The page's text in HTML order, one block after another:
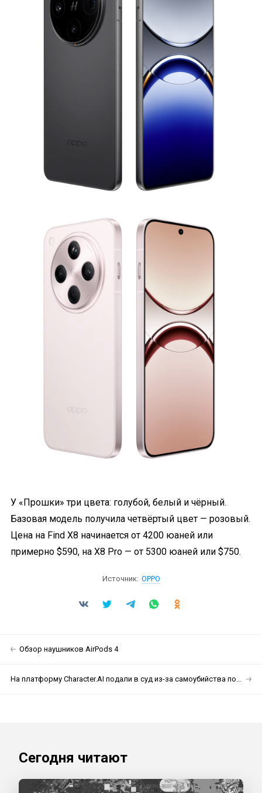
У «Прошки» три цвета: голубой, белый и чёрный.
Базовая модель получила четвёртый цвет — розовый.
Цена на Find X8 начинается от 4200 юаней или
примерно $590, на X8 Pro — от 5300 юаней или $750.
Источник: OPPO
Обзор наушников AirPods 4
На платформу Character.AI подали в суд из-за самоубийства подростка
Сегодня читают